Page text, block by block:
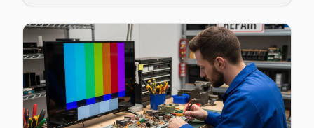
Evliya Çelebi Profilo Servis
Evliya Çelebi'deki Profilo TV sahiplerinin yüzde sekseni
Evliya Çelebi Profilo Açılmıyor Arıza →
Fetihtepe Profilo Servis
Beyoğlu'da Fetihtepe mahallesi için Profilo TV tamir